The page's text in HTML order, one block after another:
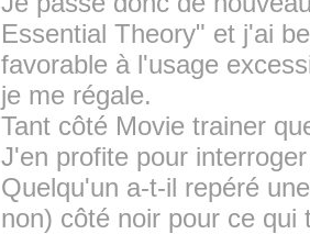
Essential Theory" et j'ai
favorable à l'usage
je me régale.
Tant côté Movie trainer
J'en profite pour
Quelqu'un a-t-il repéré
non) côté noir pour ce